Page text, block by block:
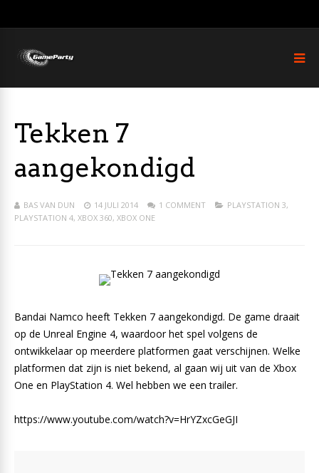
Tekken 7
aangekondigd
BAS VAN DUN 14 JULI 2014 1 COMMENT PLAYSTATION 3,
PLAYSTATION 4, XBOX 360, XBOX ONE
Bandai Namco heeft Tekken 7 aangekondigd. De game draait
op de Unreal Engine 4, waardoor het spel volgens de
ontwikkelaar op meerdere platformen gaat verschijnen. Welke
platformen dat zijn is niet bekend, al gaan wij uit van de Xbox
One en PlayStation 4. Wel hebben we een trailer.
https://www.youtube.com/watch?v=HrYZxcGeGJI